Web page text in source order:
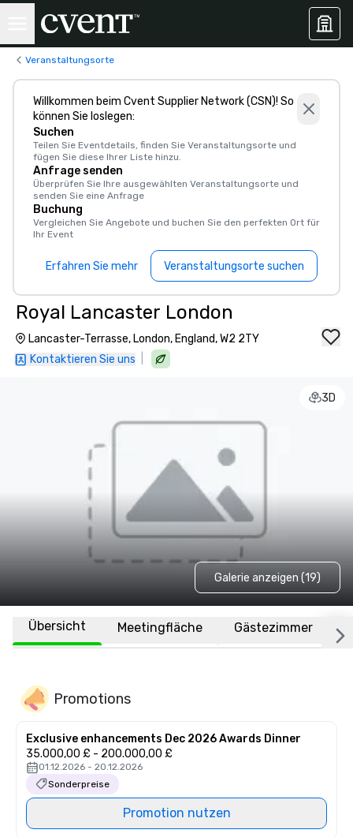
Veranstaltungsorte
Willkommen beim Cvent Supplier Network (CSN)! So
können Sie loslegen:
Suchen
Teilen Sie Eventdetails, finden Sie Veranstaltungsorte und
fügen Sie diese Ihrer Liste hinzu.
Anfrage senden
Überprüfen Sie Ihre ausgewählten Veranstaltungsorte und
senden Sie eine Anfrage
Buchung
Vergleichen Sie Angebote und buchen Sie den perfekten Ort für
Ihr Event
Erfahren Sie mehr Veranstaltungsorte suchen
Royal Lancaster London
Lancaster-Terrasse, London, England, W2 2TY
Kontaktieren Sie uns
3D
Galerie anzeigen (19)
Übersicht Meetingfläche Gästezimmer
Promotions
Exclusive enhancements Dec 2026 Awards Dinner
35.000,00 £ - 200.000,00 £
01.12.2026 - 20.12.2026
Sonderpreise
Promotion nutzen